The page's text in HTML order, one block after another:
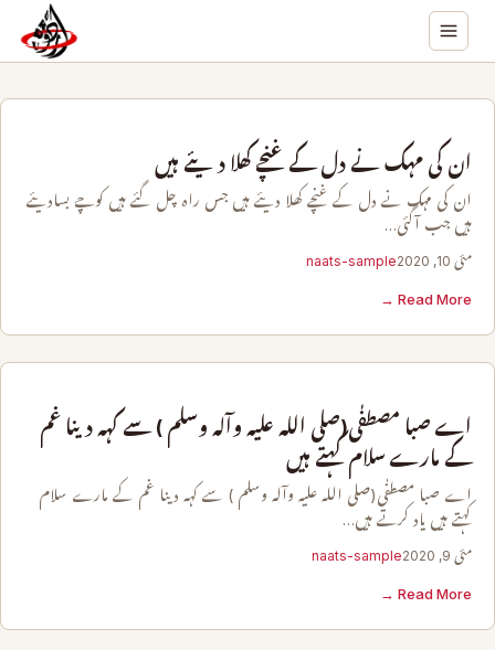
ان کی مہک نے دل کے غنچے کھلا دیئے ہیں
ان کی مہک نے دل کے غنچے کھلا دیئے ہیں جس راہ چل گئے ہیں کوچے بسادیئے
ہیں جب آگئی…
مئی 10, 2020 naats-sample
Read More →
اے صبا مصطفٰی(صلی اللہ علیہ وآلہ وسلم ) سے کہہ دینا غم
کے مارے سلام کہتے ہیں
اے صبا مصطفٰی(صلی اللہ علیہ وآلہ وسلم ) سے کہہ دینا غم کے مارے سلام
کہتے ہیں یاد کرتے ہیں…
مئی 9, 2020 naats-sample
Read More →